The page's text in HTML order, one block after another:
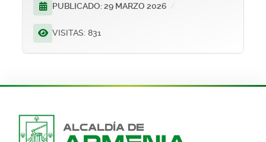
PUBLICADO: 29 MARZO 2026
VISITAS: 831